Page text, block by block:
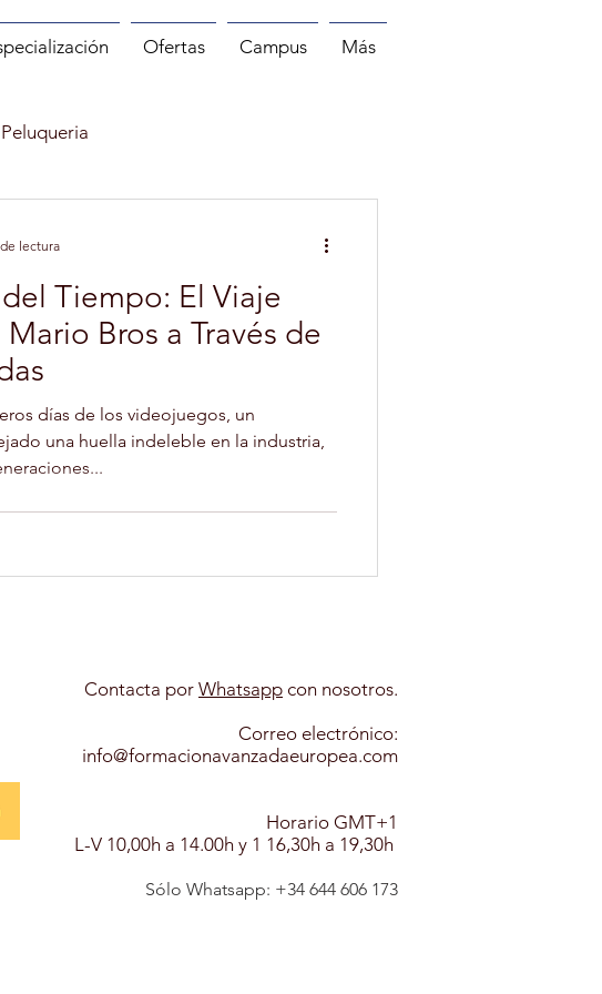
Ofertas Campus Más
Peluqueria
PSICOLOGIA INFANTIL
PELUQUERÍA CANINA
Tiempo: El Viaje
Bros a Través de
días de los videojuegos, un
una huella indeleble en la industria,
lectura
Contacta por Whatsapp​ con nosotros.
Correo electrónico:
info@formacionavanzadaeuropea.com
Horario GMT+1
L-V 10,00h a 14.00h y 1 16,30h a 19,30h
Sólo Whatsapp: +34 644 606 173